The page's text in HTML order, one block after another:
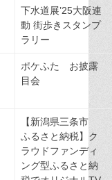
下水道展’25大阪連
動 街歩きスタンプ
ラリー
ポケふた お披露
目会
【新潟県三条市
ふるさと納税】ク
ラウドファンディ
ング型ふるさと納